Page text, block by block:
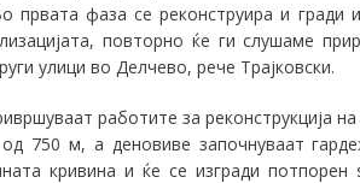
првата фаза се реконструира и
повторно ќе ги слушаме
улици во Делчево, рече Трајковски.
работите за реконструкција на
750 м, а деновиве започнуваат
кривина и ќе се изгради